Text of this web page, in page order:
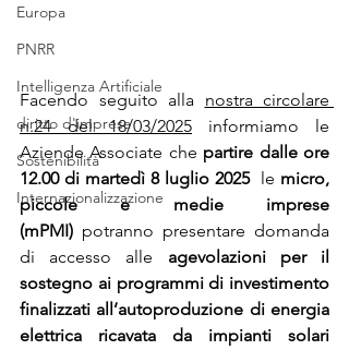
Europa
PNRR
Intelligenza Artificiale
diritto d'impresa
Sostenibilità
Internazionalizzazione
Facendo seguito alla nostra circolare
n.24 del 18/03/2025
informiamo le
Aziende Associate che partire dalle ore
12.00 di martedì 8 luglio 2025 le micro,
piccole e medie imprese
(mPMI) potranno presentare domanda
di accesso alle agevolazioni per il
sostegno ai programmi di investimento
finalizzati all’autoproduzione di energia
elettrica ricavata da impianti solari